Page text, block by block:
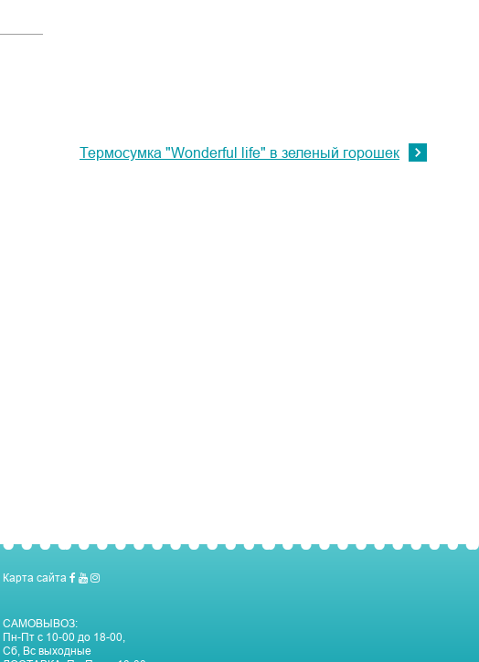
Термосумка "Wonderful life" в зеленый горошек
Карта сайта
САМОВЫВОЗ:
Пн-Пт c 10-00 до 18-00,
Сб, Вс выходные